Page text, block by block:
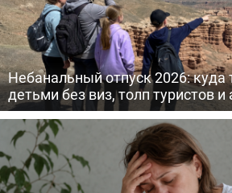
Небанальный отпуск 2026: куда
детьми без виз, толп туристов